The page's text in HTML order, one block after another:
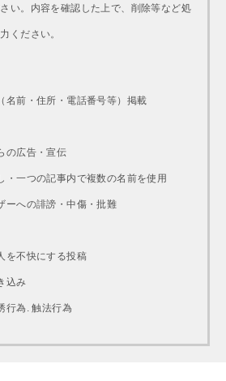
い。内容を確認した上で、削除等など処
ください。
前・住所・電話番号等）掲載
の広告・宣伝
一つの記事内で複数の名前を使用
への誹謗・中傷・批難
不快にする投稿
込み
行為. 触法行為